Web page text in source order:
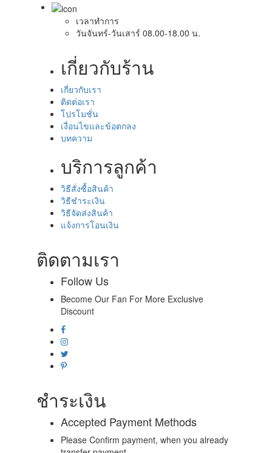
เวลาทำการ
วันจันทร์-วันเสาร์ 08.00-18.00 น.
เกี่ยวกับร้าน
เกี่ยวกับเรา
ติดต่อเรา
โปรโมชั่น
เงื่อนไขและข้อตกลง
บทความ
บริการลูกค้า
วิธีสั่งซื้อสินค้า
วิธีชำระเงิน
วิธีจัดส่งสินค้า
แจ้งการโอนเงิน
ติดตามเรา
Follow Us
Become Our Fan For More Exclusive
Discount
ชำระเงิน
Accepted Payment Methods
Please Confirm payment, when you already